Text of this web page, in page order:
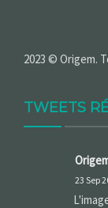
2023 © Origem.
TWEETS
23 Sep